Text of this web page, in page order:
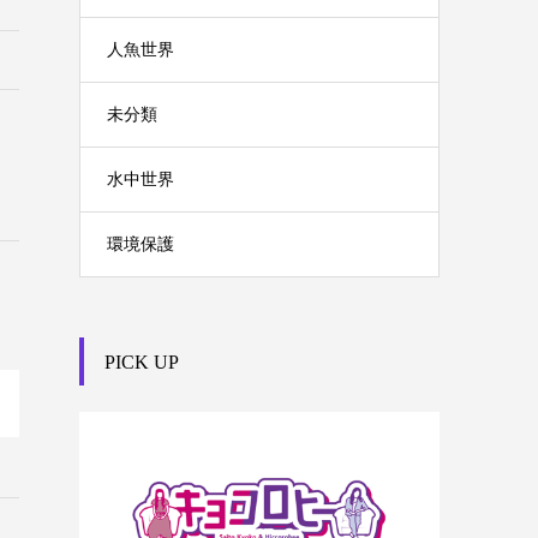
人魚世界
未分類
水中世界
環境保護
PICK UP